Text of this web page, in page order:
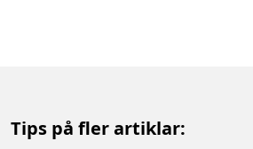
Tips på fler artiklar: